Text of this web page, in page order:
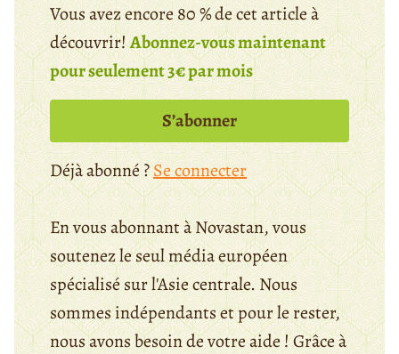
Vous avez encore 80 % de cet article à
découvrir!Abonnez-vous maintenant
pour seulement 3€ par mois
S’abonner
Déjà abonné ?Se connecter
En vous abonnant à Novastan, vous
soutenez le seul média européen
spécialisé sur l'Asie centrale. Nous
sommes indépendants et pour le rester,
nous avons besoin de votre aide ! Grâce à